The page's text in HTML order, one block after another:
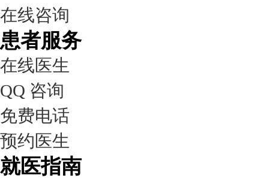
在线咨询
患者服务
在线医生
QQ 咨询
免费电话
预约医生
就医指南